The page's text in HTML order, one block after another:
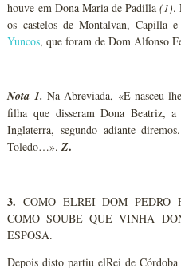
houve em Dona Maria de Padilla (1).
os castelos de Montalvan,
Yuncos, que foram de Dom Alfonso
Nota 1. Na Abreviada, «E nasceu-
filha que disseram Dona Beatriz,
Inglaterra, segundo adiante
Toledo…».Z.
3. COMO ELREI DOM
COMO SOUBE QUE VINHA
ESPOSA.
Depois disto partiu elRei de